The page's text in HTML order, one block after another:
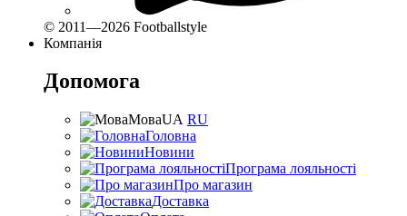
© 2011—2026 Footballstyle
Компанія
Допомога
МоваUA RU
Головна
Новини
Програма лояльності
Про магазин
Доставка